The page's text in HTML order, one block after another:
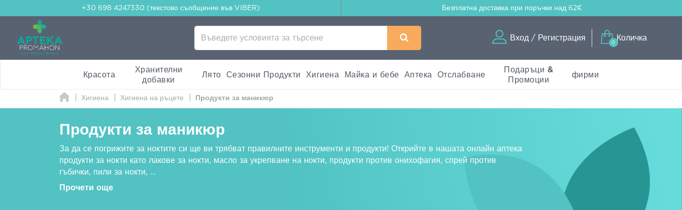
+30 698 4247330 (текстово съобщение във VIBER) Безплатна доставка при поръчки над 62€
Вход / Регистрация
0
Количка
Красота
Хранителни
добавки
Лято Сезонни Продукти Хигиена Майка и бебе Аптека Отслабване
Подаръци &
Промоции
фирми
Хигиена Хигиена на ръцете Продукти за маникюр
Продукти за маникюр
За да се погрижите за ноктите си ще ви трябват правилните инструменти и продукти! Открийте в нашата онлайн аптека
продукти за нокти като лакове за нокти, масло за укрепване на нокти, продукти против онихофагия, спрей против
гъбички, пили за нокти, ...
Прочети още